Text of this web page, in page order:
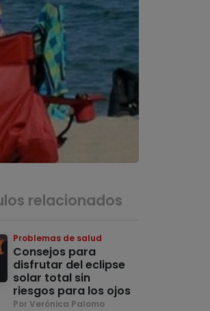
relacionados
Problemas de salud
Consejos para
disfrutar del eclipse
solar total sin
riesgos para los ojos
Por Verónica Palomo